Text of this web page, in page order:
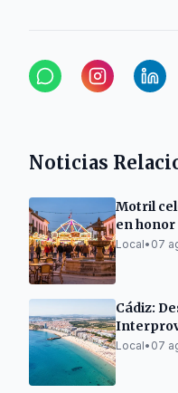
Noticias
Motril
en honor
Local• 07
Cádiz:
Local• 07